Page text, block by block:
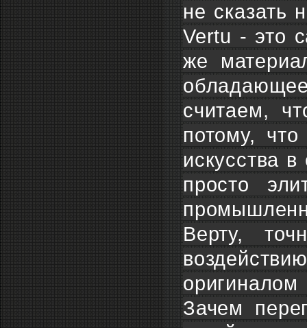
не сказать
Vertu - это
же
считаем,
потому,
искусства
просто
Верту,
Зачем